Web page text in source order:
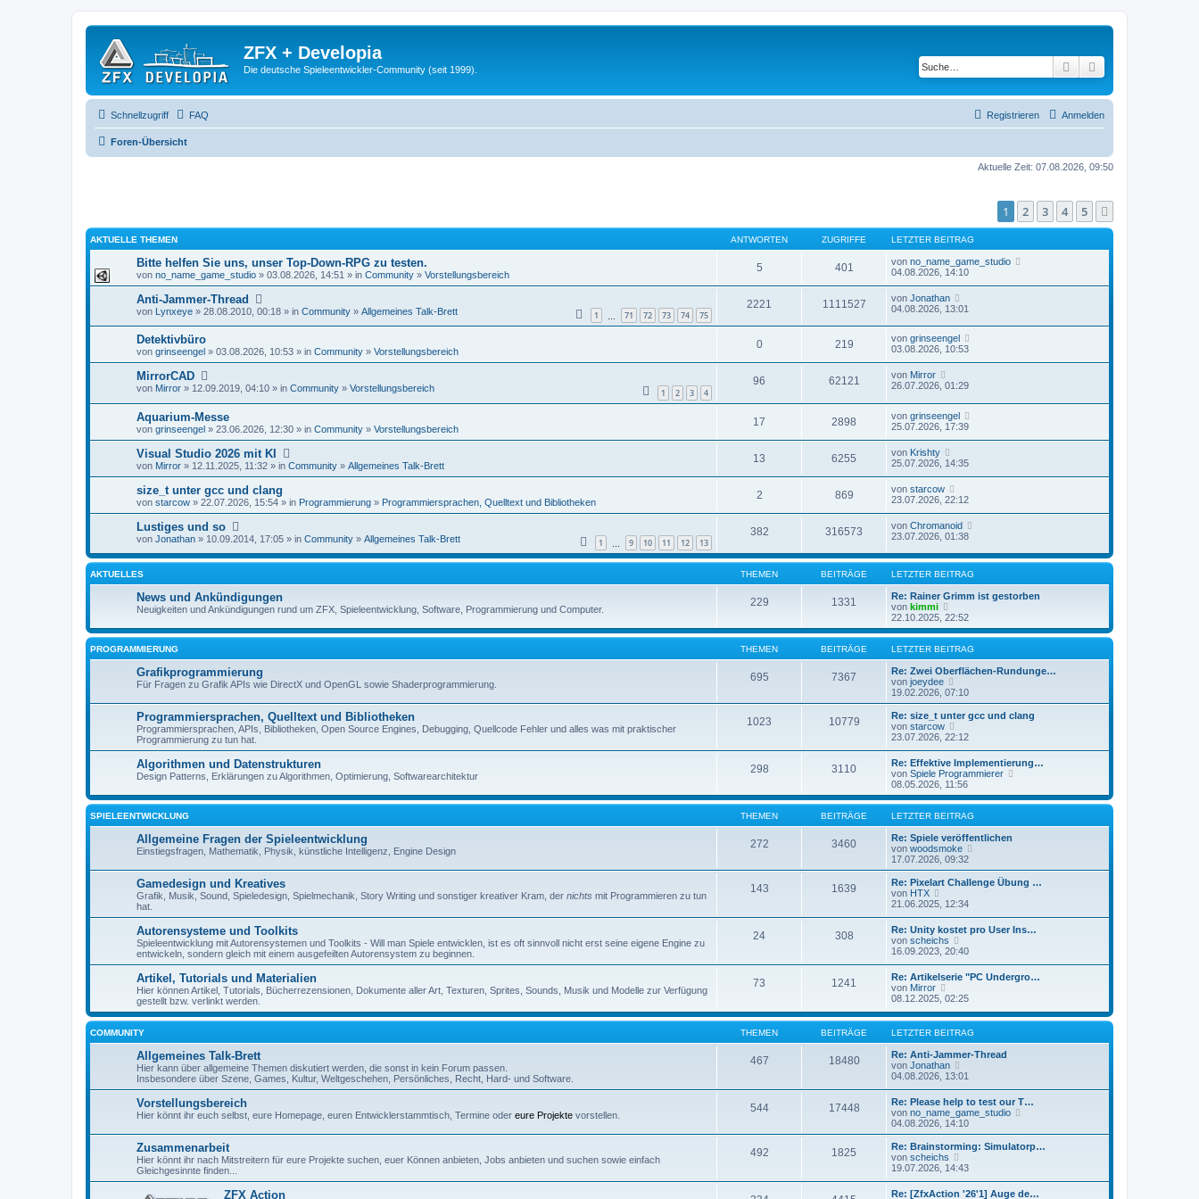
ZFX + Developia
Die deutsche Spieleentwickler-Community (seit 1999). Suche
Schnellzugriff FAQ Anmelden
Registrieren
Foren-Übersicht
Aktuelle Zeit: 07.08.2026, 09:50
1 2 3 4 5
AKTUELLE THEMEN ANTWORTEN ZUGRIFFE LETZTER BEITRAG
Bitte helfen Sie uns, unser Top-Down-RPG zu testen.
von no_name_game_studio » 03.08.2026, 14:51 » in Community » Vorstellungsbereich
5 401 von no_name_game_studio
04.08.2026, 14:10
Anti-Jammer-Thread
1 71 72 73 74 75
von Lynxeye » 28.08.2010, 00:18 » in Community » Allgemeines Talk-Brett
2221 1111527 von Jonathan
04.08.2026, 13:01
Detektivbüro
von grinseengel » 03.08.2026, 10:53 » in Community » Vorstellungsbereich
0 219 von grinseengel
03.08.2026, 10:53
MirrorCAD
1 2 3 4
von Mirror » 12.09.2019, 04:10 » in Community » Vorstellungsbereich
96 62121 von Mirror
26.07.2026, 01:29
Aquarium-Messe
von grinseengel » 23.06.2026, 12:30 » in Community » Vorstellungsbereich
17 2898 von grinseengel
25.07.2026, 17:39
Visual Studio 2026 mit KI
von Mirror » 12.11.2025, 11:32 » in Community » Allgemeines Talk-Brett
13 6255 von Krishty
25.07.2026, 14:35
size_t unter gcc und clang
von starcow » 22.07.2026, 15:54 » in Programmierung » Programmiersprachen, Quelltext und Bibliotheken
2 869 von starcow
23.07.2026, 22:12
Lustiges und so
1 9 10 11 12 13
von Jonathan » 10.09.2014, 17:05 » in Community » Allgemeines Talk-Brett
382 316573 von Chromanoid
23.07.2026, 01:38
AKTUELLES THEMEN BEITRÄGE LETZTER BEITRAG
News und Ankündigungen
Neuigkeiten und Ankündigungen rund um ZFX, Spieleentwicklung, Software, Programmierung und Computer.
229 1331
Re: Rainer Grimm ist gestorben
von kimmi
e
u
e
s
t
e
r
B
e
i
t
r
22.10.2025, 22:52
PROGRAMMIERUNG THEMEN BEITRÄGE LETZTER BEITRAG
Grafikprogrammierung
Für Fragen zu Grafik APIs wie DirectX und OpenGL sowie Shaderprogrammierung.
695 7367
Re: Zwei Oberflächen-Rundunge…
von joeydee
e
u
e
t
B
e
i
t
a
19.02.2026, 07:10
Programmiersprachen, Quelltext und Bibliotheken
Programmiersprachen, APIs, Bibliotheken, Open Source Engines, Debugging, Quellcode Fehler und alles was mit praktischer
Programmierung zu tun hat.
1023 10779
Re: size_t unter gcc und clang
von starcow
e
s
t
e
r
B
e
i
t
r
a
23.07.2026, 22:12
Algorithmen und Datenstrukturen
Design Patterns, Erklärungen zu Algorithmen, Optimierung, Softwarearchitektur
298 3110
Re: Effektive Implementierung…
von Spiele Programmierer
u
e
t
e
i
08.05.2026, 11:56
SPIELEENTWICKLUNG THEMEN BEITRÄGE LETZTER BEITRAG
Allgemeine Fragen der Spieleentwicklung
Einstiegsfragen, Mathematik, Physik, künstliche Intelligenz, Engine Design
272 3460
Re: Spiele veröffentlichen
von woodsmoke
u
e
B
t
r
17.07.2026, 09:32
Gamedesign und Kreatives
Grafik, Musik, Sound, Spieledesign, Spielmechanik, Story Writing und sonstiger kreativer Kram, der nichts mit Programmieren zu tun
hat.
143 1639
Re: Pixelart Challenge Übung …
von HTX
e
s
t
e
r
B
e
t
r
a
g
21.06.2025, 12:34
Autorensysteme und Toolkits
Spieleentwicklung mit Autorensystemen und Toolkits - Will man Spiele entwicklen, ist es oft sinnvoll nicht erst seine eigene Engine zu
entwickeln, sondern gleich mit einem ausgefeilten Autorensystem zu beginnen.
24 308
Re: Unity kostet pro User Ins…
von scheichs
e
e
s
t
e
r
B
e
i
t
a
g
16.09.2023, 20:40
Artikel, Tutorials und Materialien
Hier können Artikel, Tutorials, Bücherrezensionen, Dokumente aller Art, Texturen, Sprites, Sounds, Musik und Modelle zur Verfügung
gestellt bzw. verlinkt werden.
73 1241
Re: Artikelserie "PC Undergro…
von Mirror
e
e
s
t
e
r
B
i
t
r
a
g
08.12.2025, 02:25
COMMUNITY THEMEN BEITRÄGE LETZTER BEITRAG
Allgemeines Talk-Brett
Hier kann über allgemeine Themen diskutiert werden, die sonst in kein Forum passen.
Insbesondere über Szene, Games, Kultur, Weltgeschehen, Persönliches, Recht, Hard- und Software.
467 18480
Re: Anti-Jammer-Thread
von Jonathan
e
e
s
t
e
B
i
t
r
04.08.2026, 13:01
Vorstellungsbereich
Hier könnt ihr euch selbst, eure Homepage, euren Entwicklerstammtisch, Termine oder eure Projekte vorstellen.
544 17448
Re: Please help to test our T…
von no_name_game_studio
u
e
04.08.2026, 14:10
Zusammenarbeit
Hier könnt ihr nach Mitstreitern für eure Projekte suchen, euer Können anbieten, Jobs anbieten und suchen sowie einfach
Gleichgesinnte finden...
492 1825
Re: Brainstorming: Simulatorp…
von scheichs
e
e
19.07.2026, 14:43
ZFX Action
Re: [ZfxAction '26'1] Auge de…